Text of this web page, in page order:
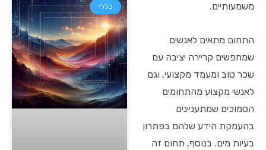
משמעותיים.
התחום מתאים לאנשים
שמחפשים קריירה יציבה עם
שכר טוב ומעמד מקצועי, וגם
לאנשי מקצוע מהתחומים
הסמוכים שמתעניינים
בהעמקת הידע שלהם בפתרון
בעיות מים. בנוסף, תחום זה
כללי